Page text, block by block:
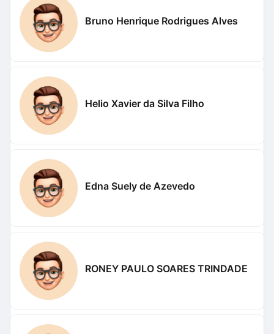
Bruno Henrique Rodrigues Alves
Helio Xavier da Silva Filho
Edna Suely de Azevedo
RONEY PAULO SOARES TRINDADE